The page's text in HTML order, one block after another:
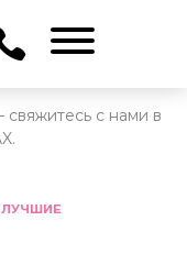
с нами в
ЛУЧШИЕ